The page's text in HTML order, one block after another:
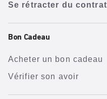
Se rétracter du contrat
Bon Cadeau
Acheter un bon cadeau
Vérifier son avoir